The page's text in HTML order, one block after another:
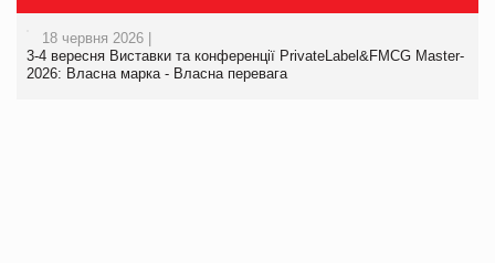
18 червня 2026 |
3-4 вересня Виставки та конференції PrivateLabel&FMCG Master-
2026: Власна марка - Власна перевага